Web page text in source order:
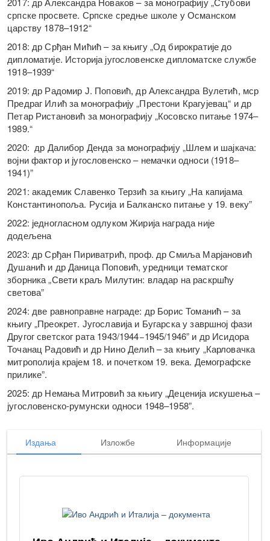
српске просвете. Српске средње школе у Османском
царству 1878–1912“
2018: др Срђан Мићић – за књигу „Од бирократије до
дипломатије. Историја југословенске дипломатске службе
1918–1939“
2019: др Радомир Ј. Поповић, др Александра Вулетић, мср
Предраг Илић за монографију „Престони Крагујевац“ и др
Петар Ристановић за монографију „Косовско питање 1974–
1989.“
2020: др Далибор Дендa за монографију „Шлем и шајкача:
војни фактор и југословенско – немачки односи (1918–
1941)”
2021: академик Славенко Терзић за књигу „На капијама
Константинопоља. Русија и Балканско питање у 19. веку”
2022: једногласном одлуком Жирија награда није
додељена
2023: др Срђан Пириватрић, проф. др Смиља Марјановић
Душанић и др Даница Поповић, уредници тематског
зборника „Свети краљ Милутин: владар на раскршћу
светова”
2024: две равноправне награде: др Борис Томанић – за
књигу „Преокрет. Југославија и Бугарска у завршној фази
Другог светског рата 1943/1944−1945/1946” и др Исидора
Точанац Радовић и др Нино Делић – за књигу „Карловачка
митрополија крајем 18. и почетком 19. века. Демографске
прилике”.
2025: др Немања Митровић за књигу „Деценија искушења –
југословенско-румунски односи 1948–1958”.
Издања Изложбе Информације